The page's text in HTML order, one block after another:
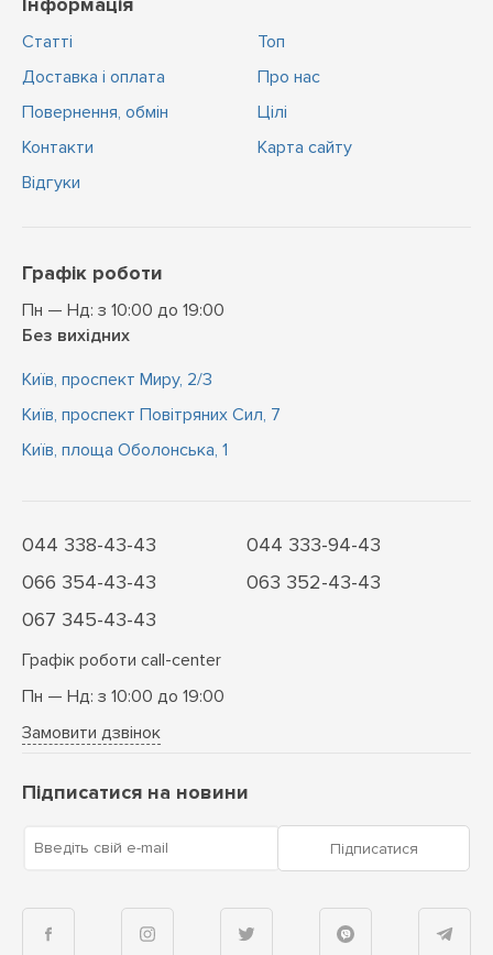
Статті
Доставка і оплата
Повернення, обмін
Контакти
Відгуки
Топ
Про нас
Цiлi
Карта сайту
Графік роботи
Пн — Нд: з 10:00 до 19:00
Без вихідних
Київ, проспект Миру, 2/3
Київ, проспект Повітряних Сил, 7
Київ, площа Оболонська, 1
044 338-43-43
044 333-94-43
066 354-43-43
063 352-43-43
067 345-43-43
Графік роботи call-center
Пн — Нд: з 10:00 до 19:00
Замовити дзвінок
Підписатися на новини
Введіть свій e-mail Підписатися